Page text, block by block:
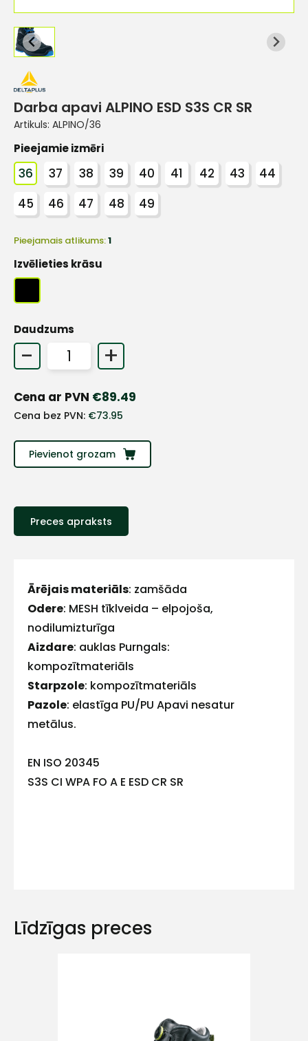
Darba apavi ALPINO ESD S3S CR SR
Artikuls: ALPINO/36
Pieejamie izmēri
36 37 38 39 40 41 42 43
44
45
46 47 48 49
Pieejamais atlikums:1
Izvēlieties krāsu
Daudzums
- +
Cena ar PVN €89.49
Cena bez PVN: €73.95
Pievienot grozam
Preces apraksts
Ārējais materiāls: zamšāda
Odere: MESH tīklveida – elpojoša,
nodilumizturīga
Aizdare: auklas Purngals:
kompozītmateriāls
Starpzole: kompozītmateriāls
Pazole: elastīga PU/PU Apavi nesatur
metālus.
EN ISO 20345
S3S CI WPA FO A E ESD CR SR
Līdzīgas preces
ar
mums!
Atbildēsim
ātrāk
Vārds
E-pasts
+